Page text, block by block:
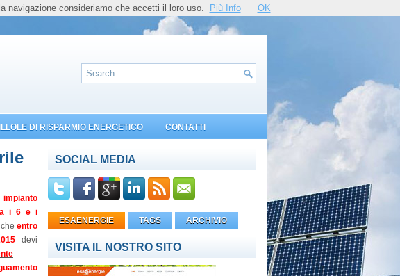
DI RISPARMIO ENERGETICO CONTATTI
i 6 e i
entro
devi
SOCIAL MEDIA
ESAENERGIE TAGS ARCHIVIO
VISITA IL NOSTRO SITO
navigazione consideriamo che accetti il loro uso. Più Info OK